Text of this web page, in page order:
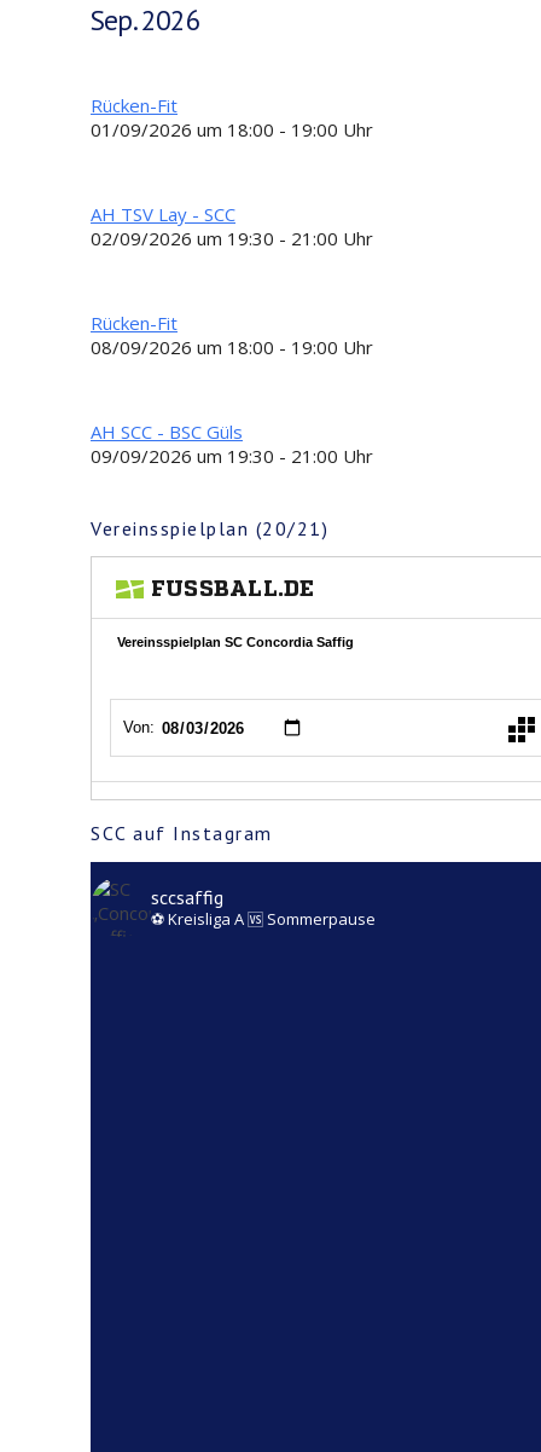
Sep. 2026
Rücken-Fit
01/09/2026 um 18:00 - 19:00 Uhr
AH TSV Lay - SCC
02/09/2026 um 19:30 - 21:00 Uhr
Rücken-Fit
08/09/2026 um 18:00 - 19:00 Uhr
AH SCC - BSC Güls
09/09/2026 um 19:30 - 21:00 Uhr
Vereinsspielplan (20/21)
SCC auf Instagram
sccsaffig
⚽️ Kreisliga A🆚️ Sommerpause